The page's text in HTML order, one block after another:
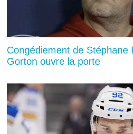
Congédiement de Stéphane
Gorton ouvre la porte